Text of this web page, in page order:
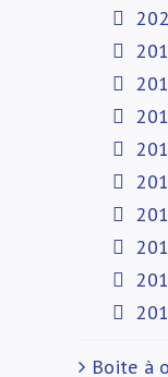
Boite à